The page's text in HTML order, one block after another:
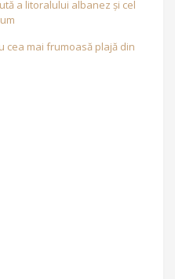
a litoralului albanez și cel
cea mai frumoasă plajă din